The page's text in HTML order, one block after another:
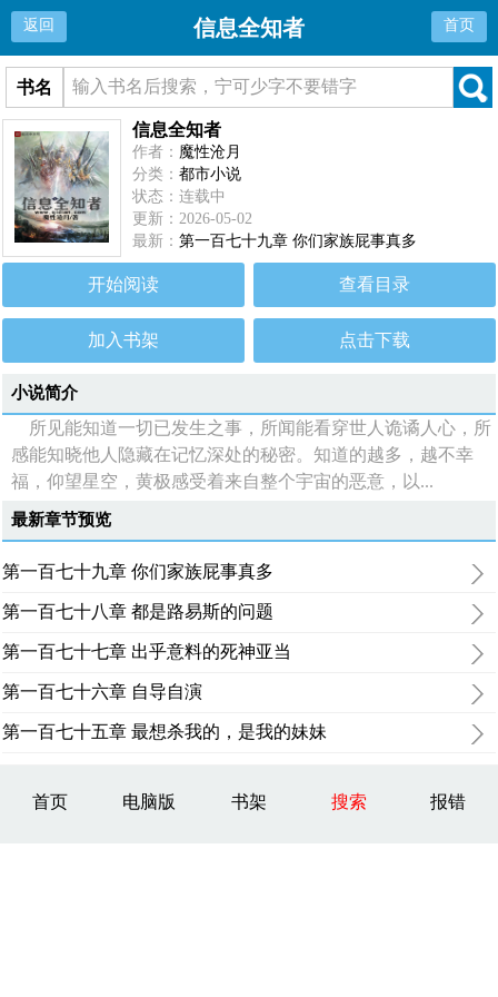
返回 信息全知者 首页
书名
信息全知者
作者： 魔性沧月
分类：都市小说
状态：连载中
更新：2026-05-02
最新：第一百七十九章 你们家族屁事真多
开始阅读 查看目录
加入书架 点击下载
小说简介
所见能知道一切已发生之事，所闻能看穿世人诡谲人心，所
感能知晓他人隐藏在记忆深处的秘密。知道的越多，越不幸
福，仰望星空，黄极感受着来自整个宇宙的恶意，以...
最新章节预览
第一百七十九章 你们家族屁事真多
第一百七十八章 都是路易斯的问题
第一百七十七章 出乎意料的死神亚当
第一百七十六章 自导自演
第一百七十五章 最想杀我的，是我的妹妹
首页 电脑版 书架 搜索 报错